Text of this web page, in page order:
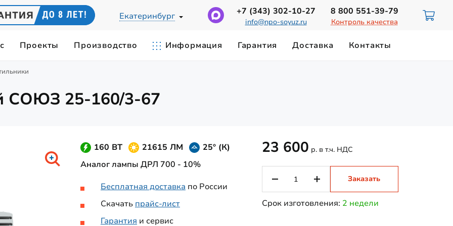
Екатеринбург +7 (343) 302-10-27
info@npo-soyuz.ru
8 800 551-39-79
Контроль качества
Светильники для цеха
Станочные светильники
Проекты Производство Информация
СВЕТА ЦВЕТОВАЯ ТЕМПЕРАТУРА
Гарантия Доставка Контакты
СОЮЗ 25-160/3-67
160 ВТ 21615 ЛМ
25° (К)
Аналог лампы ДРЛ 700 - 10%
Бесплатная доставка по России
Скачать прайс-лист
Гарантия и сервис
23 600 р. в т.ч. НДС
Заказать
Срок изготовления: 2 недели